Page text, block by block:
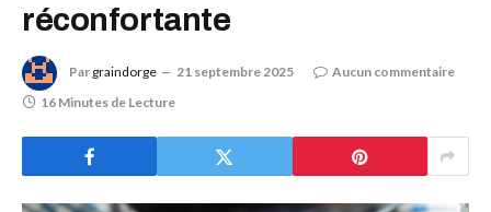
réconfortante
Par graindorge 21 septembre 2025
Aucun commentaire
16 Minutes de Lecture